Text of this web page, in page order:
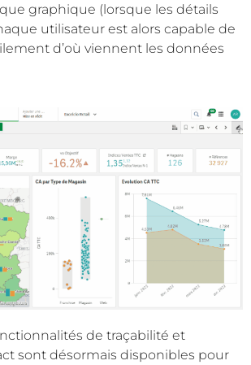
graphique (lorsque les détails
utilisateur est alors capable de
d’où viennent les données
de traçabilité et
sont désormais disponibles pour